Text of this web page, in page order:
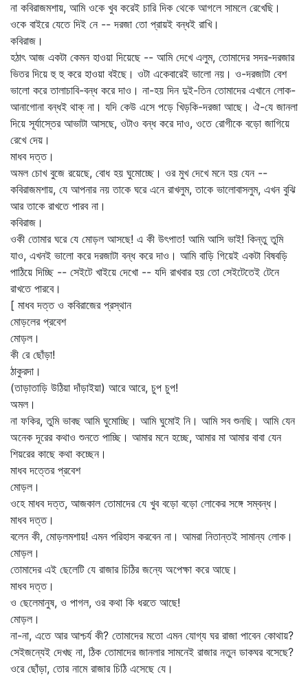
না কবিরাজমশায়, আমি ওকে খুব করেই চারি দিক থেকে আগলে সামলে রেখেছি।
ওকে বাইরে যেতে দিই নে -- দরজা তো প্রায়ই বন্ধই রাখি।
কবিরাজ।
হঠাৎ আজ একটা কেমন হাওয়া দিয়েছে -- আমি দেখে এলুম, তোমাদের সদর-দরজার
ভিতর দিয়ে হু হু করে হাওয়া বইছে। ওটা একেবারেই ভালো নয়। ও-দরজাটা বেশ
ভালো করে তালাচাবি-বন্ধ করে দাও। না-হয় দিন দুই-তিন তোমাদের এখানে লোক-
আনাগোনা বন্ধই থাক্‌ না। যদি কেউ এসে পড়ে খিড়কি-দরজা আছে। ঐ-যে জানলা
দিয়ে সূর্যাস্তের আভাটা আসছে, ওটাও বন্ধ করে দাও, ওতে রোগীকে বড়ো জাগিয়ে
রেখে দেয়।
মাধব দত্ত।
অমল চোখ বুজে রয়েছে, বোধ হয় ঘুমোচ্ছে। ওর মুখ দেখে মনে হয় যেন --
কবিরাজমশায়, যে আপনার নয় তাকে ঘরে এনে রাখলুম, তাকে ভালোবাসলুম, এখন বুঝি
আর তাকে রাখতে পারব না।
কবিরাজ।
ওকী তোমার ঘরে যে মোড়ল আসছে! এ কী উৎপাত! আমি আসি ভাই! কিন্তু তুমি
যাও, এখনই ভালো করে দরজাটা বন্ধ করে দাও। আমি বাড়ি গিয়েই একটা বিষবড়ি
পাঠিয়ে দিচ্ছি -- সেইটে খাইয়ে দেখো -- যদি রাখবার হয় তো সেইটেতেই টেনে
রাখতে পারবে।
[ মাধব দত্ত ও কবিরাজের প্রস্থান
মোড়লের প্রবেশ
মোড়ল।
কী রে ছোঁড়া!
ঠাকুরদা।
(তাড়াতাড়ি উঠিয়া দাঁড়াইয়া) আরে আরে, চুপ চুপ!
অমল।
না ফকির, তুমি ভাবছ আমি ঘুমোচ্ছি। আমি ঘুমোই নি। আমি সব শুনছি। আমি যেন
অনেক দূরের কথাও শুনতে পাচ্ছি। আমার মনে হচ্ছে, আমার মা আমার বাবা যেন
শিয়রের কাছে কথা কচ্ছেন।
মাধব দত্তের প্রবেশ
মোড়ল।
ওহে মাধব দত্ত, আজকাল তোমাদের যে খুব বড়ো বড়ো লোকের সঙ্গে সম্বন্ধ।
মাধব দত্ত।
বলেন কী, মোড়লমশায়! এমন পরিহাস করবেন না। আমরা নিতান্তই সামান্য লোক।
মোড়ল।
তোমাদের এই ছেলেটি যে রাজার চিঠির জন্যে অপেক্ষা করে আছে।
মাধব দত্ত।
ও ছেলেমানুষ, ও পাগল, ওর কথা কি ধরতে আছে!
মোড়ল।
না-না, এতে আর আশ্চর্য কী? তোমাদের মতো এমন যোগ্য ঘর রাজা পাবেন কোথায়?
সেইজন্যেই দেখছ না, ঠিক তোমাদের জানলার সামনেই রাজার নতুন ডাকঘর বসেছে?
ওরে ছোঁড়া, তোর নামে রাজার চিঠি এসেছে যে।